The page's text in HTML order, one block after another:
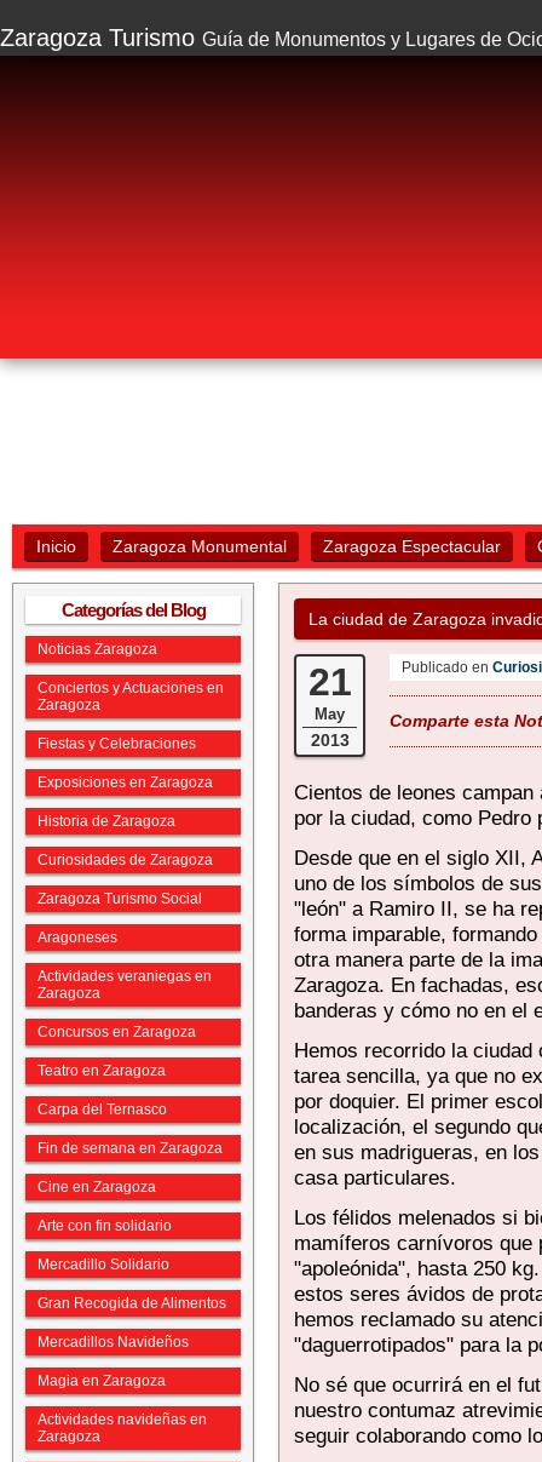
Zaragoza Turismo Guía de Monumentos y Lugares de
Inicio Zaragoza Monumental Zaragoza Espectacular
Categorías del Blog
Noticias Zaragoza
Conciertos y Actuaciones en
Zaragoza
Fiestas y Celebraciones
Exposiciones en Zaragoza
Historia de Zaragoza
Curiosidades de Zaragoza
Zaragoza Turismo Social
Aragoneses
Actividades veraniegas en
Zaragoza
Concursos en Zaragoza
Teatro en Zaragoza
Carpa del Ternasco
Fin de semana en Zaragoza
Cine en Zaragoza
Arte con fin solidario
Mercadillo Solidario
Gran Recogida de Alimentos
Mercadillos Navideños
Magia en Zaragoza
Actividades navideñas en
Zaragoza
La ciudad de Zaragoza
21
May
2013
Publicado en
Comparte esta
Cientos de leones campan
por la ciudad, como Pedro
Desde que en el siglo XII,
uno de los símbolos de
"león" a Ramiro II, se ha
forma imparable,
otra manera parte de la
Zaragoza. En fachadas,
banderas y cómo no en el
Hemos recorrido la
tarea sencilla, ya que no
por doquier. El primer
localización, el segundo
en sus madrigueras, en
casa particulares.
Los félidos melenados si
mamíferos carnívoros que
"apoleónida", hasta 250
estos seres ávidos de
hemos reclamado su
"daguerrotipados" para la
No sé que ocurrirá en el
nuestro contumaz
seguir colaborando como